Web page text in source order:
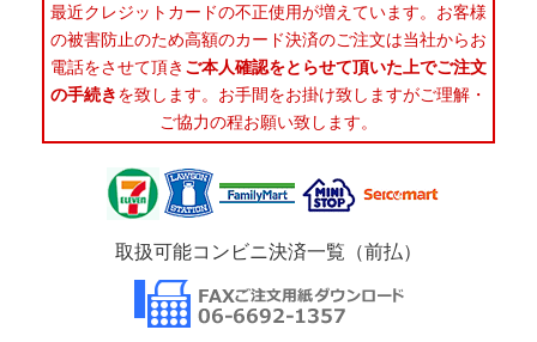
最近クレジットカードの不正使用が増えています。お客様
の被害防止のため高額のカード決済のご注文は当社からお
電話をさせて頂き ご本人確認をとらせて頂いた上でご注文
の手続きを致します。お手間をお掛け致しますがご理解・
ご協力の程お願い致します。
取扱可能コンビニ決済一覧（前払）